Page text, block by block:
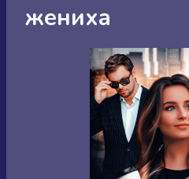
жениха